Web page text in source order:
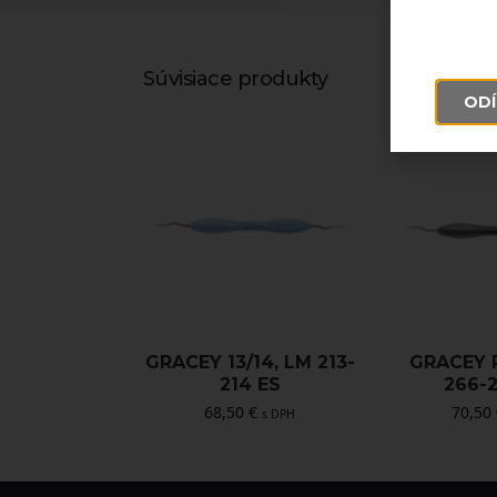
Súvisiace produkty
GRACEY 13/14, LM 213-
214 ES
68,50€ s DPH
GRACEY
266-
70,50